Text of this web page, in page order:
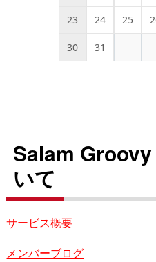
23 24 25
30 31
Salam
いて
サービス概要
メンバーブログ